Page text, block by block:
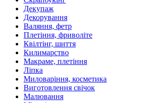
Декупаж
Декорування
Валяння, фетр
Плетіння, фриволіте
Квілтінг, шиття
Килимарство
Макраме, плетіння
Ліпка
Миловаріння, косметика
Виготовлення свічок
Малювання